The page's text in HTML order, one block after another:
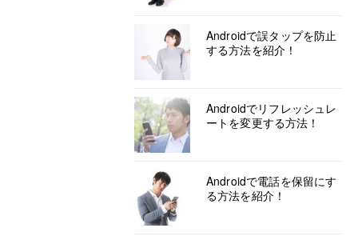
Androidで誤タップを防止
する方法を紹介！
Androidでリフレッシュレ
ートを変更する方法！
Androidで電話を保留にす
る方法を紹介！